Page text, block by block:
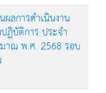
ผลการดำเนินงาน
ฏิบัติการ ประจำ
าณ พ.ศ. 2568 รอบ